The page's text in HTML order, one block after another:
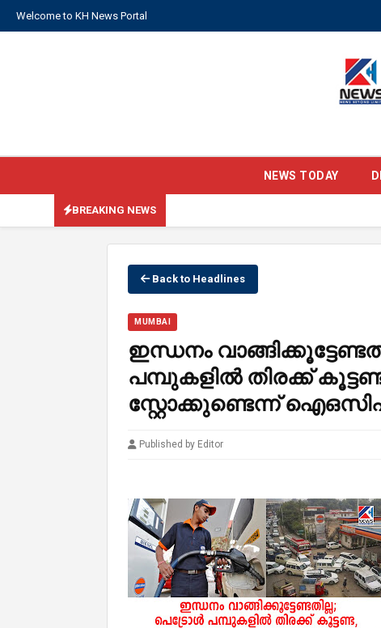
Welcome to KH News Portal
NEWS TODAY
BREAKING NEWS
Back to Headlines
MUMBAI
ഇന്ധനം
പമ്പുകളിൽ തിരക്ക്
സ്റ്റോക്കുണ്ടെന്ന്
Published by Editor